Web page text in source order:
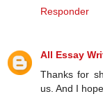
Responder
All Essay
Thanks for
us. And I